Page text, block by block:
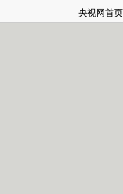
央视网首页